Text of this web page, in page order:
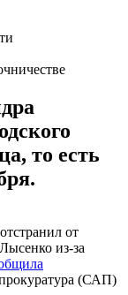
то есть
от
из-за
(САП)